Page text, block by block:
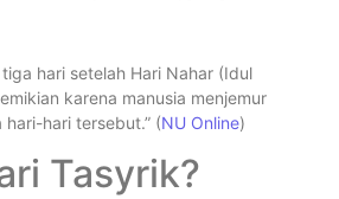
hari setelah Hari Nahar (Idul
karena manusia menjemur
hari tersebut.” (NU Online)
Tasyrik?